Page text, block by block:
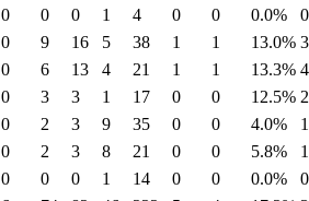
0 0 0 1 4 0 0 0.0%
0 9 16 5 38 1 1 13.0%
0 6 13 4 21 1 1 13.3%
0 3 3 1 17 0 0 12.5%
0 2 3 9 35 0 0 4.0%
0 2 3 8 21 0 0 5.8%
0 0 0 1 14 0 0 0.0%